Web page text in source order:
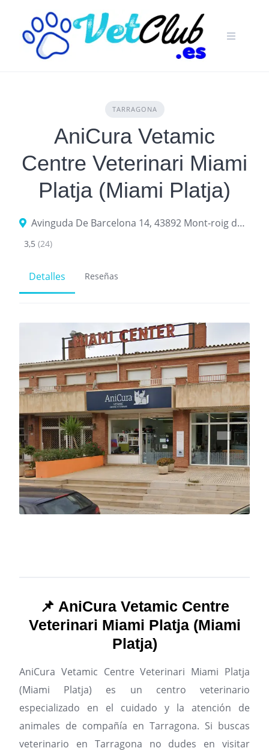
content
TARRAGONA
AniCura Vetamic
Centre Veterinari Miami
Platja (Miami Platja)
Avinguda De Barcelona 14, 43892 Mont-roig del Camp, provincia de Tarragona, España
3,5 (24)
Detalles Reseñas
📌 AniCura Vetamic Centre
Veterinari Miami Platja (Miami
Platja)
AniCura Vetamic Centre Veterinari Miami Platja
(Miami Platja) es un centro veterinario
especializado en el cuidado y la atención de
animales de compañía en Tarragona. Si buscas
veterinario en Tarragona no dudes en visitar